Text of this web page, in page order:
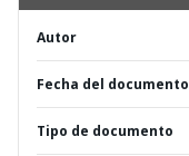
Autor
Fecha del documento
Tipo de documento